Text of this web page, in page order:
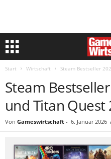
Start Wirtschaft Steam Bestseller
Steam
und Titan Quest
Von Gameswirtschaft - 6. Januar 2026